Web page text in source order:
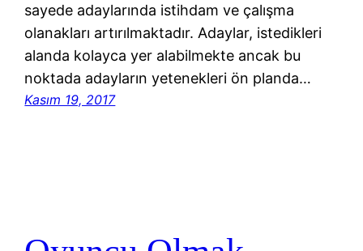
sayede adaylarında istihdam ve çalışma
olanakları artırılmaktadır. Adaylar, istedikleri
alanda kolayca yer alabilmekte ancak bu
noktada adayların yetenekleri ön planda…
Kasım 19, 2017